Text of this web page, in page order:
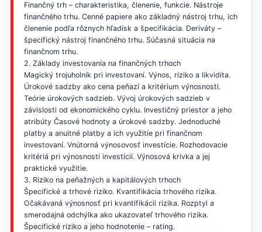
Finančný trh – charakteristika, členenie, funkcie. Nástroje
finančného trhu. Cenné papiere ako základný nástroj trhu, ich
členenie podľa rôznych hľadísk a špecifikácia. Deriváty –
špecifický nástroj finančného trhu. Súčasná situácia na
finančnom trhu.
2. Základy investovania na finančných trhoch
Magický trojuholník pri investovaní. Výnos, riziko a likvidita.
Úrokové sadzby ako cena peňazí a kritérium výnosnosti.
Teórie úrokových sadzieb. Vývoj úrokových sadzieb v
závislosti od ekonomického cyklu. Investičný priestor a jeho
atribúty Časové hodnoty a úrokové sadzby. Jednoduché
platby a anuitné platby a ich využitie pri finančnom
investovaní. Vnútorná výnosovosť investície. Rozhodovacie
kritériá pri výnosnosti investícií. Výnosová krivka a jej
praktické využitie.
3. Riziko na peňažných a kapitálových trhoch
Špecifické a trhové riziko. Kvantifikácia trhového rizika.
Očakávaná výnosnosť pri kvantifikácii rizika. Rozptyl a
smerodajná odchýlka ako ukazovateľ trhového rizika.
Špecifické riziko a jeho hodnotenie – rating.